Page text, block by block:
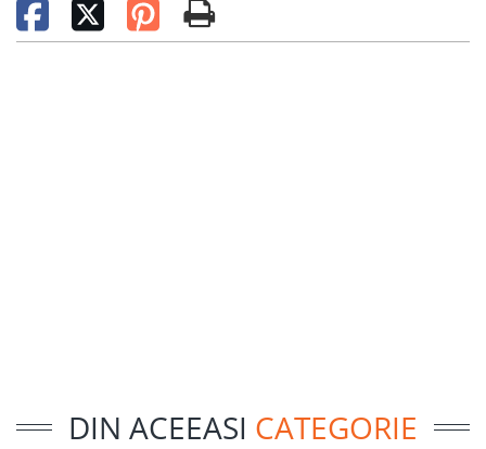
DIN ACEEASI CATEGORIE